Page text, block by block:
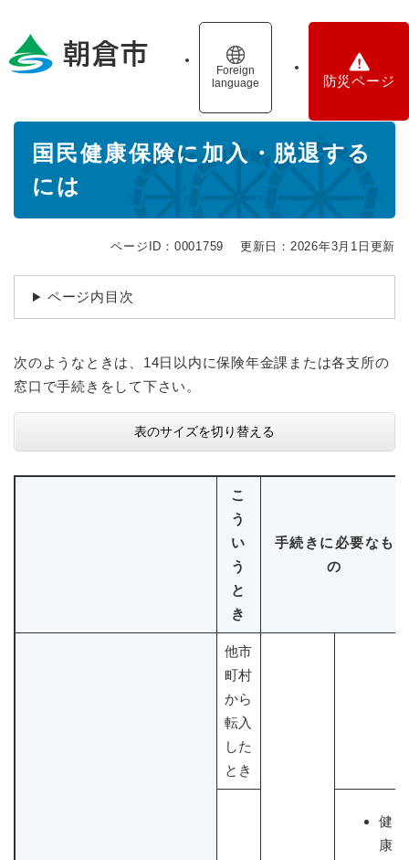
の
Foreign
language
防災ページ
国民健康保険に加入・脱退する
には
ページID：0001759 更新日：2026年3月1日更新
ページ内目次
次のようなときは、14日以内に保険年金課または各支所の
窓口で手続きをして下さい。
表のサイズを切り替える
こ
う
い
う
と
き
手続きに必要なも
の
他市
町村
から
転入
した
とき
健
康